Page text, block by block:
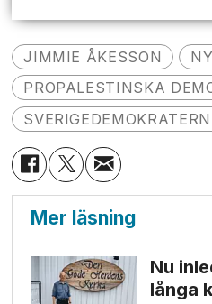
JIMMIE ÅKESSON
PROPALESTINSKA
Mer läsning
Nu
långa